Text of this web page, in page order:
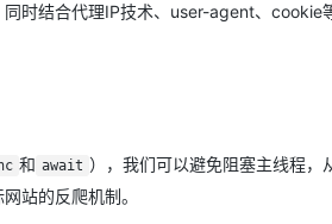
时结合代理IP技术、user-agent、cookie
和 await ），我们可以避免阻塞主线程，
站的反爬机制。